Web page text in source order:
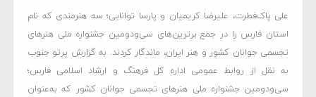
علی پاک‌فطرت، علیرضا کریمیان و پارسا توانایی؛ سه هنرمندی که نام
استان فارس را در جمع برترین‌های سی‌ودومین جشنواره ملی هنرهای
تجسمی جوانان کشور و هنر ایران، ماندگار کردند. به گزارش پرتو جنوب
به نقل از روابط عمومی اداره کل فرهنگ و ارشاد اسلامی فارس؛
سی‌ودومین جشنواره ملی هنرهای تجسمی جوانان کشور که به‌عنوان